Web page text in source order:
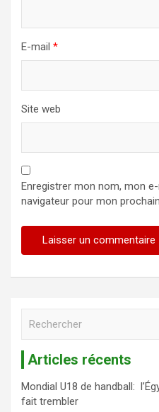
E-mail *
Site web
Enregistrer mon nom, mon
navigateur pour mon
r
c
Articles récents
Mondial U18 de handball:
fait trembler